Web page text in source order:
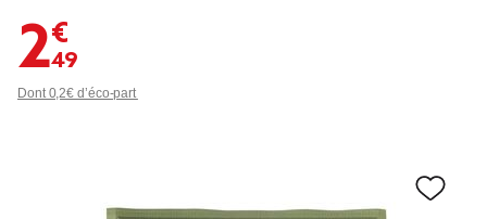
2,49 €
Dont 0,2€ d’éco-part